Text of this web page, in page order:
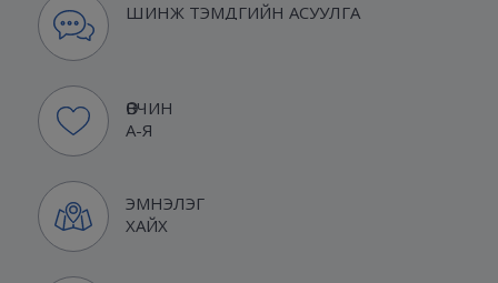
ШИНЖ ТЭМДГИЙН АСУУЛГА
ӨВЧИН
А-Я
ЭМНЭЛЭГ
ХАЙХ